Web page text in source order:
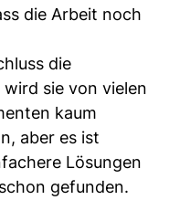
die Arbeit noch
die
sie von vielen
kaum
aber es ist
Lösungen
gefunden.